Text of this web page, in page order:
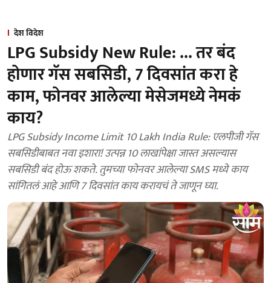
देश विदेश
LPG Subsidy New Rule: ... तर बंद
होणार गॅस सबसिडी, 7 दिवसांत करा हे
काम, फोनवर आलेल्या मेसेजमध्ये नेमकं
काय?
LPG Subsidy Income Limit 10 Lakh India Rule: एलपीजी गॅस
सबसिडीबाबत नवा इशारा! उत्पन्न 10 लाखांपेक्षा जास्त असल्यास
सबसिडी बंद होऊ शकते. तुमच्या फोनवर आलेल्या SMS मध्ये काय
सांगितलं आहे आणि 7 दिवसांत काय करायचं ते जाणून घ्या.